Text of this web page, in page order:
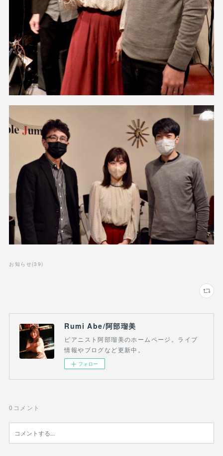
お知らせ(39)
Rumi Abe/阿部瑠美
ピアニスト阿部瑠美のホームページ。ライブ
情報やブログなど更新中。
フォロー
0 コメント